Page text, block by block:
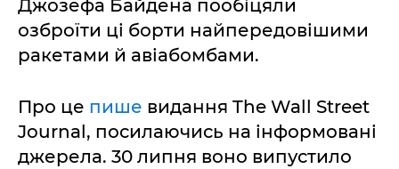
Джозефа Байдена пообіцяли
озброїти ці борти найпередовішими
ракетами й авіабомбами.
Про це пише видання The Wall Street
Journal, посилаючись на інформовані
джерела. 30 липня воно випустило